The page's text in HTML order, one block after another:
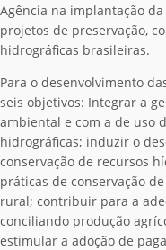
Agência na implantação
projetos de preservação,
hidrográficas brasileiras.
Para o desenvolvimento
seis objetivos: Integrar a
ambiental e com a de uso
hidrográficas; induzir o
conservação de recursos
práticas de conservação
rural; contribuir para a
conciliando produção
estimular a adoção de